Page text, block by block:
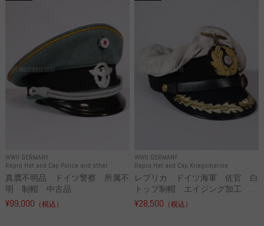
WWII GERMANY
Repro Hat and Cap Police and other
真贋不明品 ドイツ警察 所属不
明 制帽 中古品
¥99,000 （税込）
WWII GERMANY
Repro Hat and Cap Kriegsmarine
レプリカ ドイツ海軍 佐官 白
トップ制帽 エイジング加工 ...
¥28,500 （税込）